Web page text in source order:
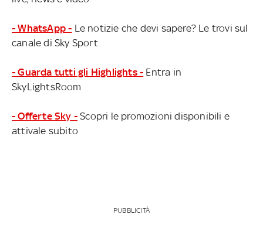
- WhatsApp - Le notizie che devi sapere? Le trovi sul
canale di Sky Sport
- Guarda tutti gli Highlights - Entra in
SkyLightsRoom
- Offerte Sky - Scopri le promozioni disponibili e
attivale subito
PUBBLICITÀ